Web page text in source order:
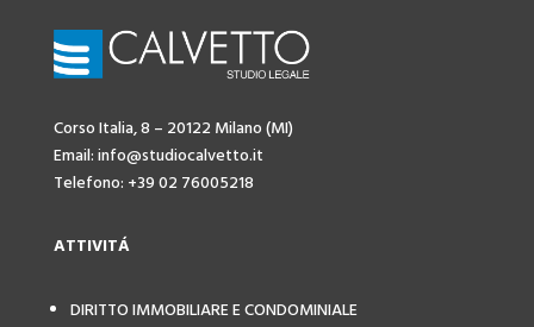
Corso Italia, 8 – 20122 Milano (MI)
Email: info@studiocalvetto.it
Telefono: +39 02 76005218
ATTIVITÁ
DIRITTO IMMOBILIARE E CONDOMINIALE